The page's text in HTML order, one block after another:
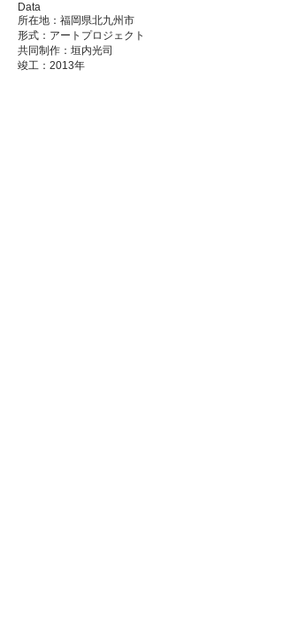
Data
所在地：福岡県北九州市
形式：アートプロジェクト
共同制作：垣内光司
竣工：2013年